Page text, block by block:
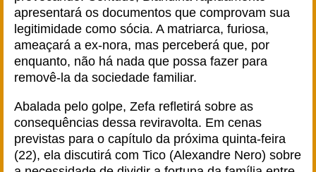
apresentará os documentos que comprovam sua
legitimidade como sócia. A matriarca, furiosa,
ameaçará a ex-nora, mas perceberá que, por
enquanto, não há nada que possa fazer para
removê-la da sociedade familiar.
Abalada pelo golpe, Zefa refletirá sobre as
consequências dessa reviravolta. Em cenas
previstas para o capítulo da próxima quinta-feira
(22), ela discutirá com Tico (Alexandre Nero) sobre